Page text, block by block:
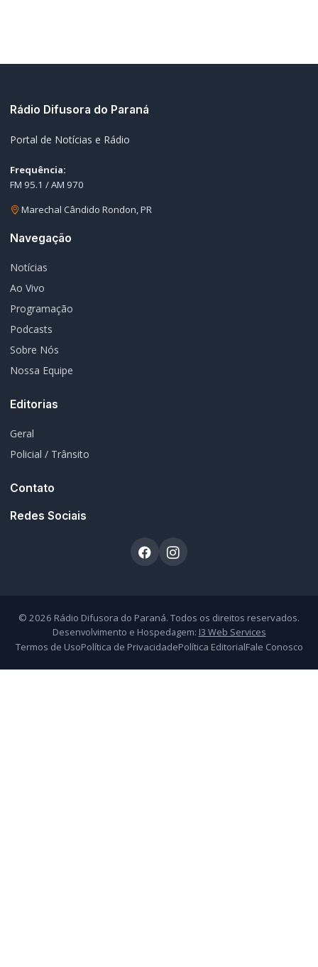
Rádio Difusora do Paraná
Portal de Notícias e Rádio
Frequência:
FM 95.1 / AM 970
Marechal Cândido Rondon, PR
Navegação
Notícias
Ao Vivo
Programação
Podcasts
Sobre Nós
Nossa Equipe
Editorias
Geral
Policial / Trânsito
Contato
Redes Sociais
© 2026 Rádio Difusora do Paraná. Todos os direitos reservados.
Desenvolvimento e Hospedagem: I3 Web Services
Termos de UsoPolítica de PrivacidadePolítica EditorialFale Conosco